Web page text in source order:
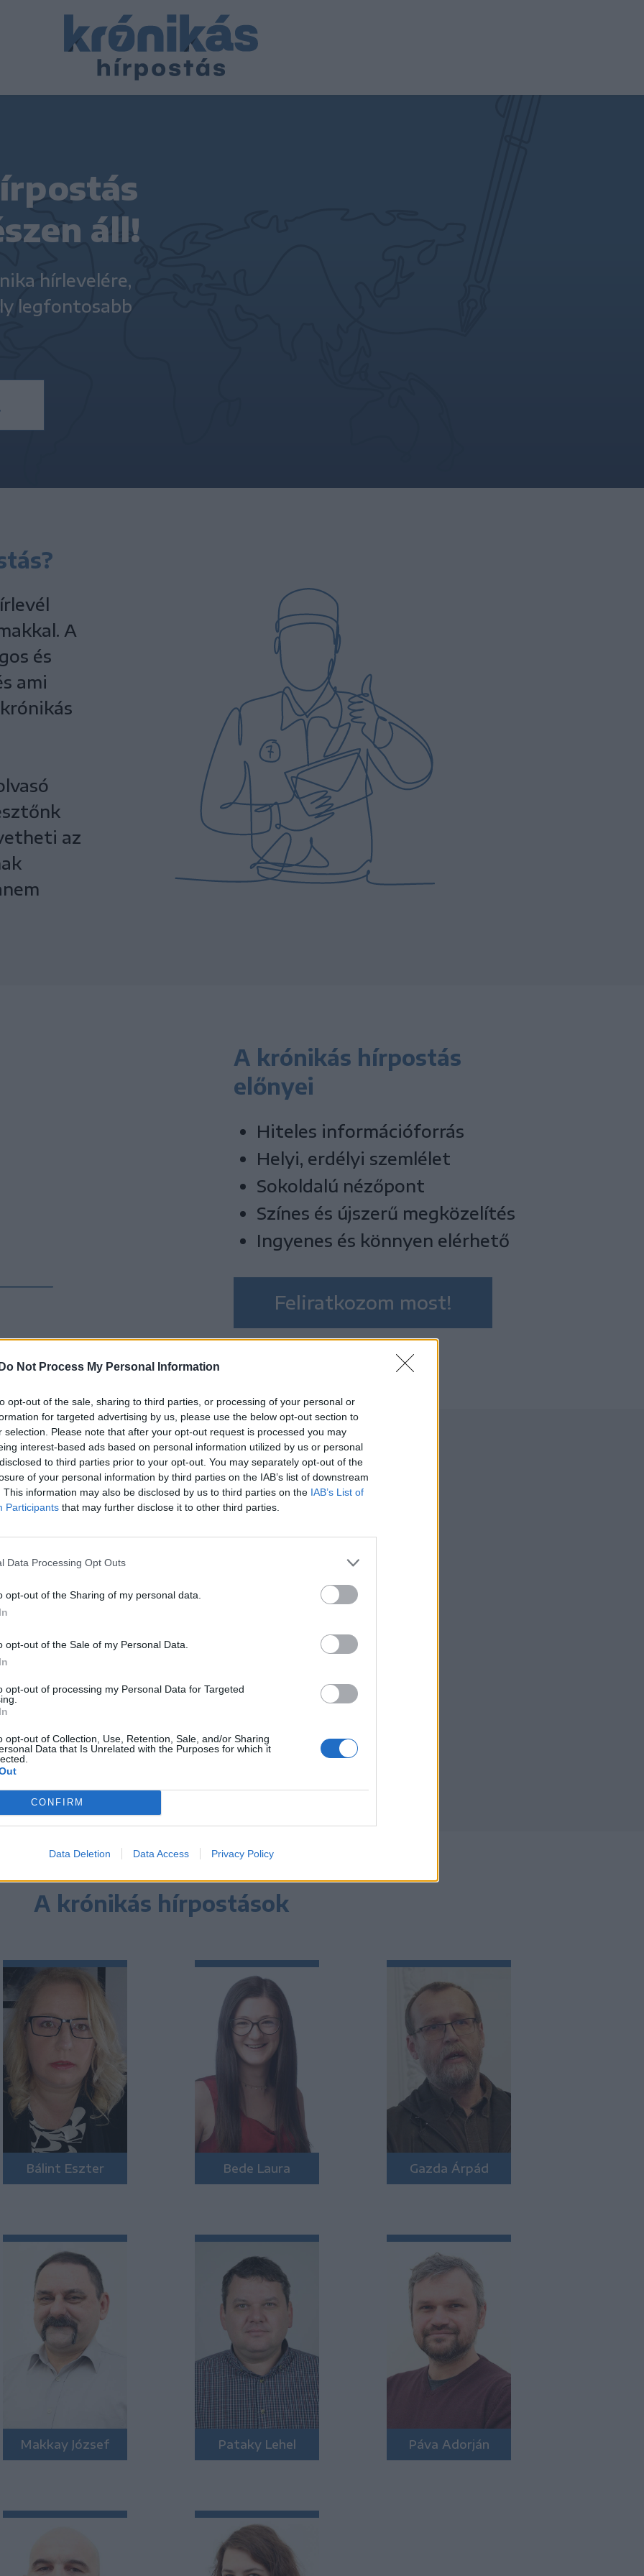
Do Not Process My Personal Information
opt-out of the sale, sharing to third parties, or processing of your personal or
for targeted advertising by us, please use the below opt-out section to
selection. Please note that after your opt-out request is processed you may
interest-based ads based on personal information utilized by us or personal
to third parties prior to your opt-out. You may separately opt-out of the
of your personal information by third parties on the IAB’s list of downstream
This information may also be disclosed by us to third parties on the IAB’s List of
Participants that may further disclose it to other third parties.
Data Processing Opt Outs
opt-out of the Sharing of my personal data.
opt-out of the Sale of my Personal Data.
opt-out of processing my Personal Data for Targeted
opt-out of Collection, Use, Retention, Sale, and/or Sharing
Data that Is Unrelated with the Purposes for which it
CONFIRM
Data Deletion Data Access Privacy Policy
áll!
hírlevelére,
legfontosabb
A
és
ami
az
A krónikás hírpostás
előnyei
Hiteles információforrás
Helyi, erdélyi szemlélet
Sokoldalú nézőpont
Színes és újszerű megközelítés
Ingyenes és könnyen elérhető
Feliratkozom most!
hogy
A krónikás hírpostások
Bálint Eszter Bede Laura Gazda Árpád
Makkay József Pataky Lehel Páva Adorján